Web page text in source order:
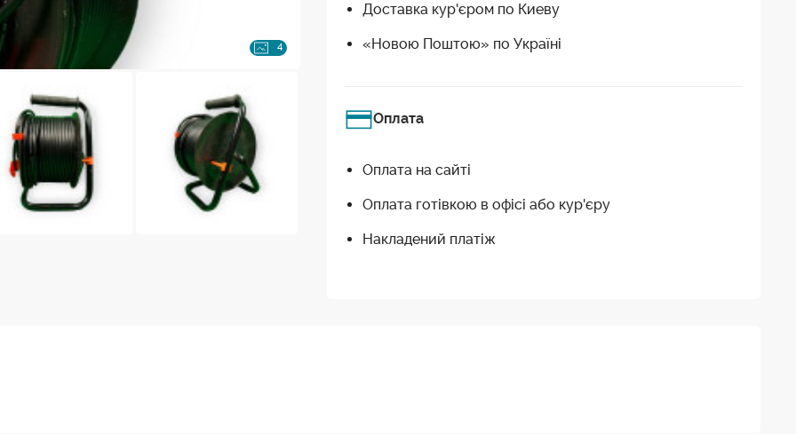
4
Доставка кур'єром по Киеву
«Новою Поштою» по Україні
Оплата
Оплата на сайті
Оплата готівкою в офісі або кур'єру
Накладений платіж